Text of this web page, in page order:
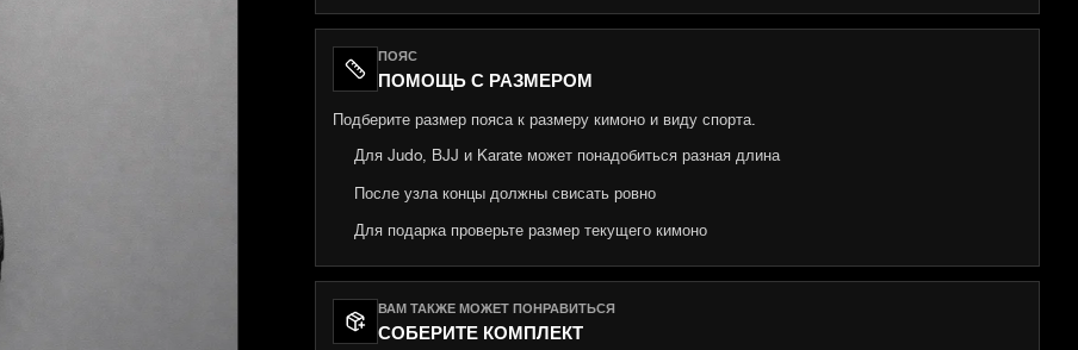
ПОЯС
ПОМОЩЬ С РАЗМЕРОМ
Подберите размер пояса к размеру кимоно и виду спорта.
Для Judo, BJJ и Karate может понадобиться разная длина
После узла концы должны свисать ровно
Для подарка проверьте размер текущего кимоно
ВАМ ТАКЖЕ МОЖЕТ ПОНРАВИТЬСЯ
СОБЕРИТЕ КОМПЛЕКТ